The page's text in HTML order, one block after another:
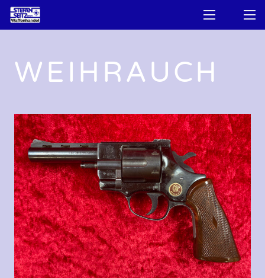
WEIHRAUCH